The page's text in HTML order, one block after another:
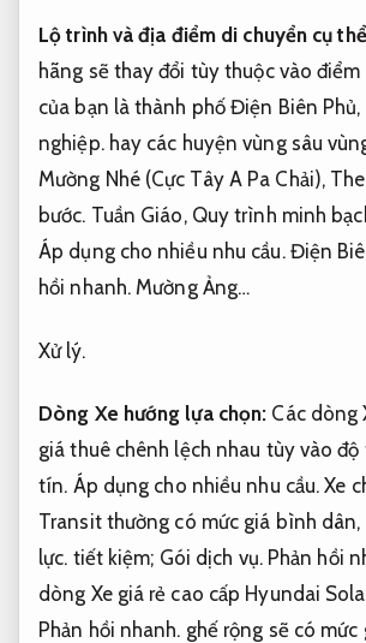
Lộ trình và địa điểm di chuyển cụ
hãng sẽ thay đổi tùy thuộc vào
của bạn là thành phố Điện Biên Phủ,
nghiệp.hay các huyện vùng sâu
Mường Nhé (Cực Tây A Pa Chải),
bước. Tuần Giáo, Quy trình minh
Áp dụng cho nhiều nhu cầu.Điện
hồi nhanh. Mường Ảng…
Xử lý.
Dòng Xe hướng lựa chọn: Các dòng
giá thuê chênh lệch nhau tùy vào
tín. Áp dụng cho nhiều nhu cầu. Xe
Transit thường có mức giá bình dân,
lực. tiết kiệm; Gói dịch vụ. Phản hồi
dòng Xe giá rẻ cao cấp Hyundai
Phản hồi nhanh. ghế rộng sẽ có